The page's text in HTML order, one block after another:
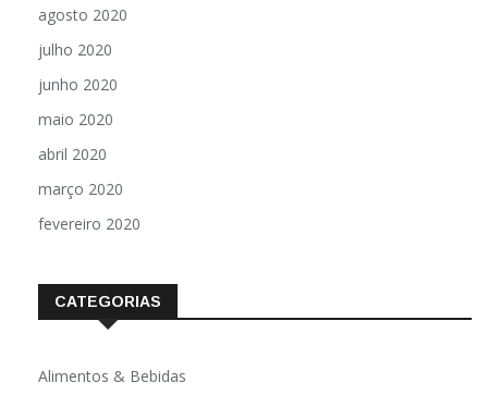
agosto 2020
julho 2020
junho 2020
maio 2020
abril 2020
março 2020
fevereiro 2020
CATEGORIAS
Alimentos & Bebidas